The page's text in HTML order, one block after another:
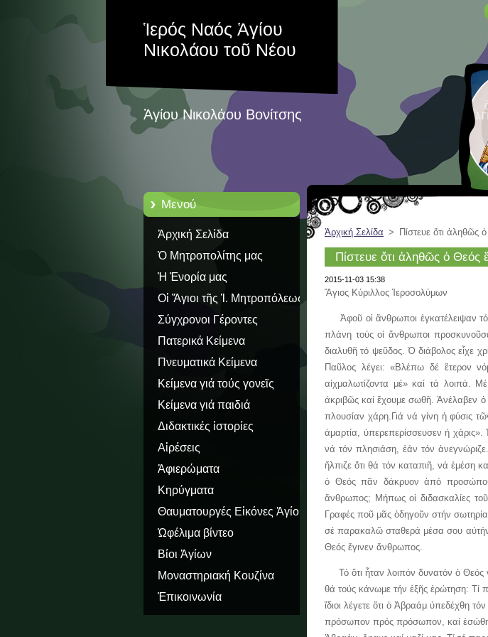
Ἱερός Ναός Ἁγίου
Νικολάου τοῦ Νέου
Ἁγίου Νικολάου Βονίτσης
Μενού
Ἀρχική Σελίδα
Ὁ Μητροπολίτης μας
Ἡ Ἐνορία μας
Οἱ Ἅγιοι τῆς Ἱ. Μητροπόλεως
Σύγχρονοι Γέροντες
Πατερικά Κείμενα
Πνευματικά Κείμενα
Κείμενα γιά τούς γονεῖς
Κείμενα γιά παιδιά
Διδακτικές ἱστορίες
Αἱρέσεις
Ἀφιερώματα
Κηρύγματα
Θαυματουργές Εἰκόνες Ἁγίου
Ὅρους
Ὠφέλιμα βίντεο
Βίοι Ἁγίων
Μοναστηριακή Κουζίνα
Ἐπικοινωνία
Ἀρχική Σελίδα > Πίστευε ὅτι ἀληθῶς
Πίστευε ὅτι ἀληθῶς ὁ Θεός
2015-11-03 15:38
Ἅγιος Κύριλλος Ἱεροσολύμων
Ἀφοῦ οἱ ἄνθρωποι ἐγκατέλειψαν
πλάνη τούς οἱ ἄνθρωποι
διαλυθῆ τό ψεῦδος. Ὁ διάβολος εἶχε
Παῦλος λέγει: «Βλέπω δέ ἕτερον
αἰχμαλωτίζοντα μέ» καί τά λοιπά.
ἀκριβῶς καί ἔχουμε σωθῆ. Ἀνέλαβεν ὁ
πλουσίαν χάρη.Γιά νά γίνη ἡ φύσις
ἁμαρτία, ὑπερεπερίσσευσεν ἡ
νά τόν πλησιάση, ἐάν τόν
ἤλπιζε ὅτι θά τόν καταπιῆ, νά ἐμέση
ὁ Θεός πᾶν δάκρυον ἀπό προσώπου
ἄνθρωπος; Μήπως οἱ διδασκαλίες τοῦ
Γραφές ποῦ μᾶς ὁδηγοῦν στήν
σέ παρακαλῶ σταθερά μέσα σου αὐτήν
Θεός ἔγινεν ἄνθρωπος.
Τό ὅτι ἦταν λοιπόν δυνατόν ὁ Θεός
θά τούς κάνωμε τήν ἑξῆς ἐρώτηση: Τί
ἴδιοι λέγετε ὅτι ὁ Ἀβραάμ ὑπεδέχθη
πρόσωπον πρός πρόσωπον, καί ἐσώθη